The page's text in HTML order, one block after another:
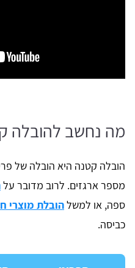
מה נחשב להובלה
הובלה קטנה היא הובלה של
מספר ארגזים. לרוב מדובר על
ספה, או למשלהובלת מוצרי
כביסה.